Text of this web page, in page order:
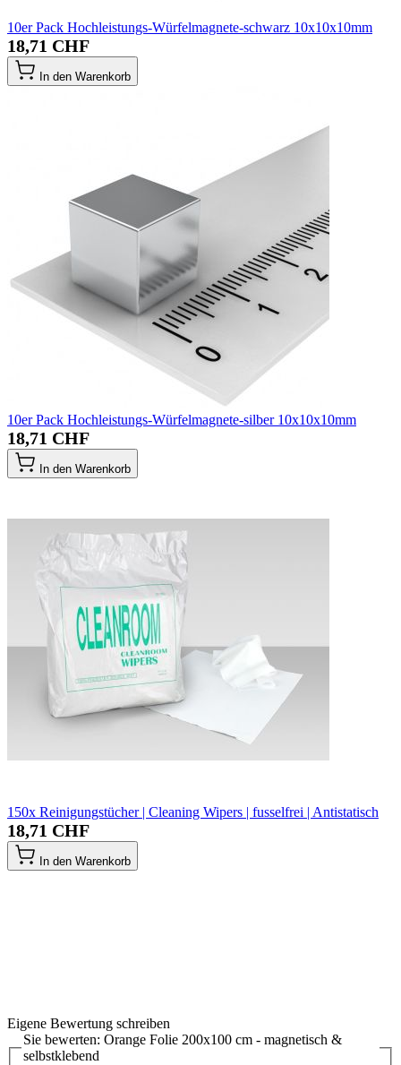
10er Pack Hochleistungs-Würfelmagnete-schwarz 10x10x10mm
18,71 CHF
In den Warenkorb
10er Pack Hochleistungs-Würfelmagnete-silber 10x10x10mm
18,71 CHF
In den Warenkorb
150x Reinigungstücher | Cleaning Wipers | fusselfrei | Antistatisch
18,71 CHF
In den Warenkorb
Eigene Bewertung schreiben
Sie bewerten: Orange Folie 200x100 cm - magnetisch &
selbstklebend